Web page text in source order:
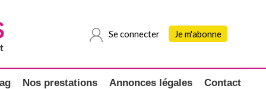
Se connecter Je m'abonne
Nos prestations Annonces légales Contact